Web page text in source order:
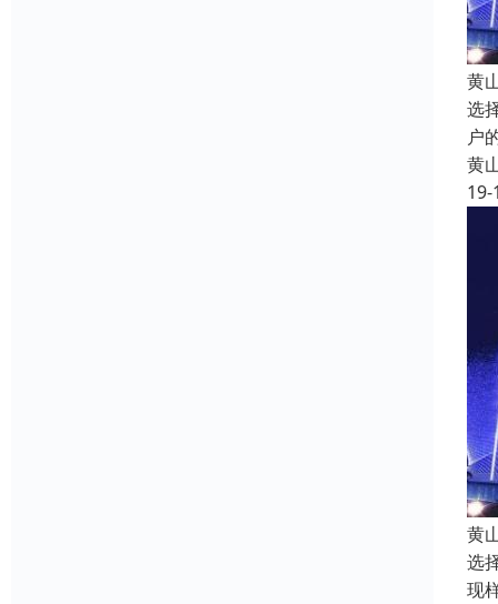
黄
选
户
黄
19-
黄
选
现